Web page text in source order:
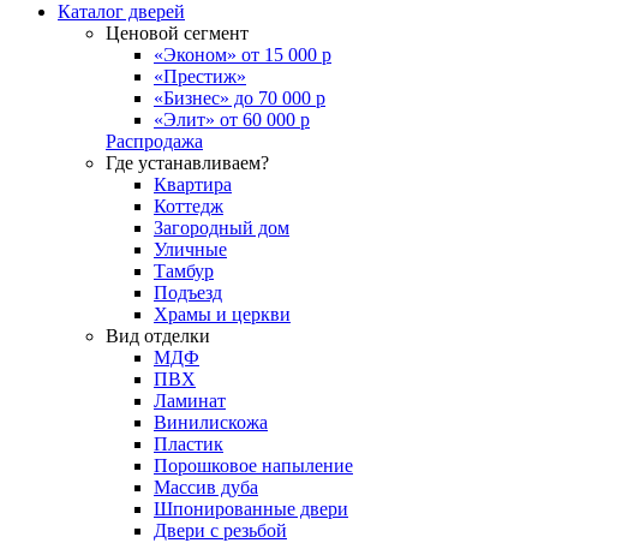
Каталог дверей
Ценовой сегмент
«Эконом» от 15 000 р
«Престиж»
«Бизнес» до 70 000 р
«Элит» от 60 000 р
Распродажа
Где устанавливаем?
Квартира
Коттедж
Загородный дом
Уличные
Тамбур
Подъезд
Храмы и церкви
Вид отделки
МДФ
ПВХ
Ламинат
Винилискожа
Пластик
Порошковое напыление
Массив дуба
Шпонированные двери
Двери с резьбой